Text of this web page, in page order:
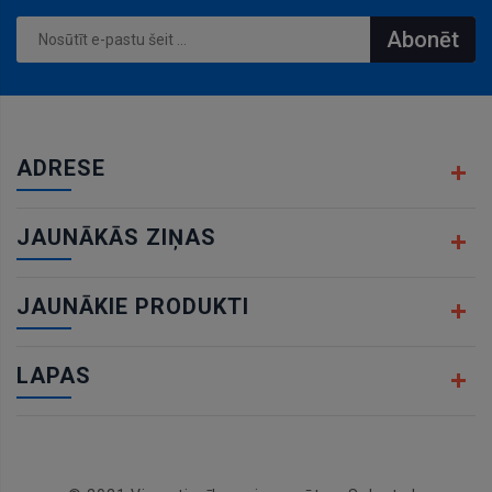
Abonēt
ADRESE
JAUNĀKĀS ZIŅAS
JAUNĀKIE PRODUKTI
LAPAS